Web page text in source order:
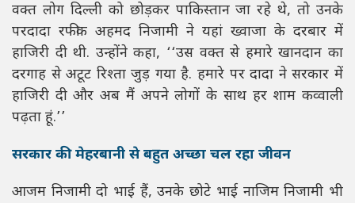
वक्त लोग दिल्ली को छोड़कर पाकिस्तान जा रहे थे, तो उनके
परदादा रफीक अहमद निजामी ने यहां ख्वाजा के दरबार में
हाजिरी दी थी. उन्होंने कहा, ‘‘उस वक्त से हमारे खानदान का
दरगाह से अटूट रिश्ता जुड़ गया है. हमारे पर दादा ने सरकार में
हाजिरी दी और अब मैं अपने लोगों के साथ हर शाम कव्वाली
पढ़ता हूं.’’
सरकार की मेहरबानी से बहुत अच्छा चल रहा जीवन
आजम निजामी दो भाई हैं, उनके छोटे भाई नाजिम निजामी भी